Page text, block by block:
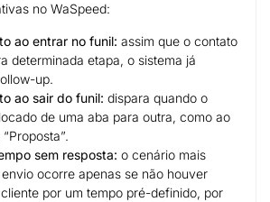
no WaSpeed:
ao entrar no funil: assim que o contato
determinada etapa, o sistema já
up.
ao sair do funil: dispara quando o
de uma aba para outra, como ao
sem resposta: o cenário mais
ocorre apenas se não houver
por um tempo pré-definido, por